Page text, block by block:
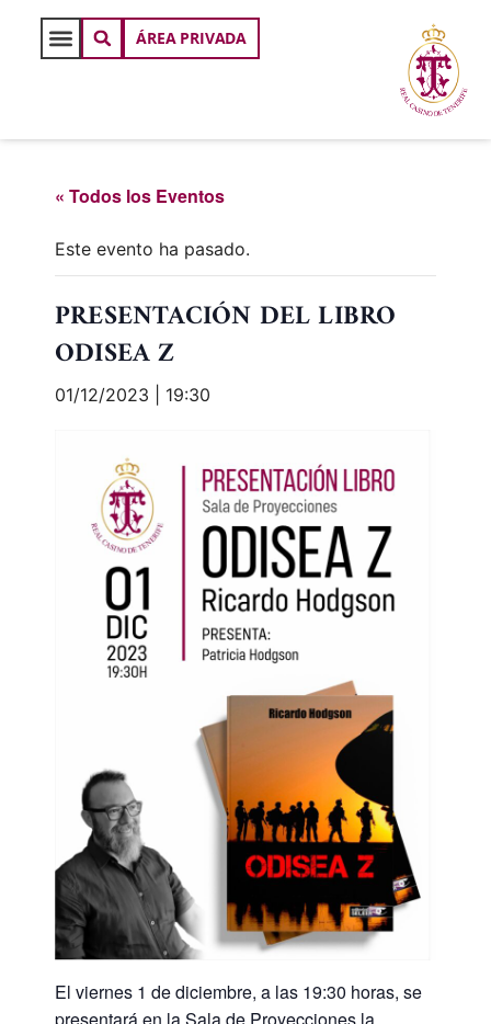
ÁREA PRIVADA
« Todos los Eventos
Este evento ha pasado.
PRESENTACIÓN DEL LIBRO
ODISEA Z
01/12/2023 | 19:30
El viernes 1 de diciembre, a las 19:30 horas, se